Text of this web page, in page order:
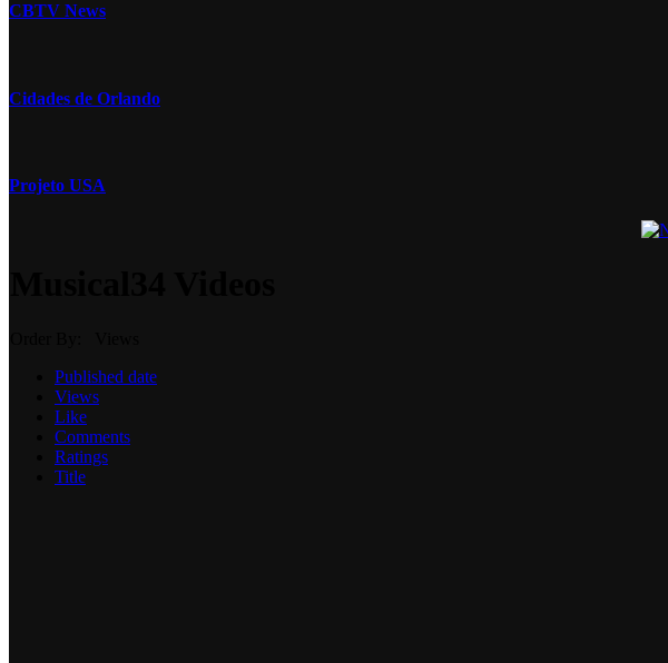
CBTV News
Cidades de Orlando
Projeto USA
Published date
Views
Like
Comments
Ratings
Title